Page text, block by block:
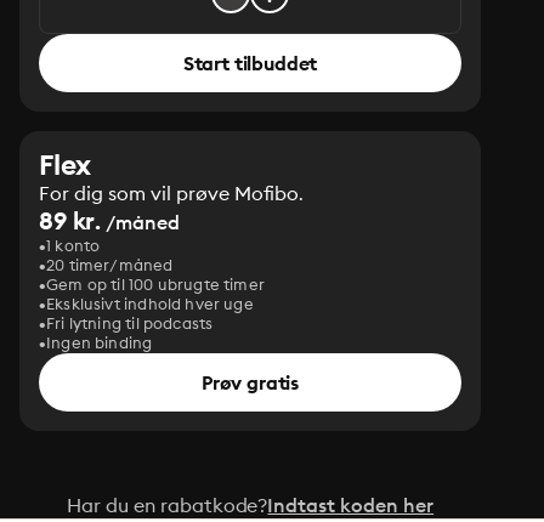
Start tilbuddet
Flex
For dig som vil prøve Mofibo.
89 kr. /måned
1 konto
20 timer/måned
Gem op til 100 ubrugte timer
Eksklusivt indhold hver uge
Fri lytning til podcasts
Ingen binding
Prøv gratis
Har du en rabatkode?Indtast koden her